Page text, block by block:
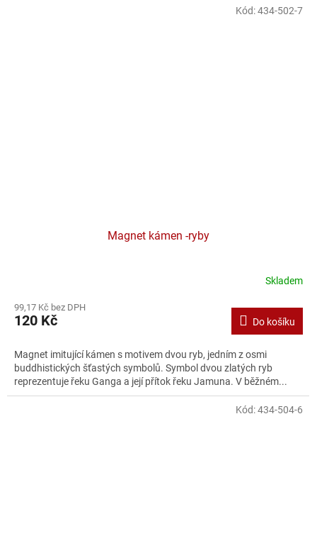
Magnet kámen -ryby
Skladem
99,17 Kč bez DPH
120 Kč Do košíku
Magnet imitující kámen s motivem dvou ryb, jedním z osmi
buddhistických šťastých symbolů. Symbol dvou zlatých ryb
reprezentuje řeku Ganga a její přítok řeku Jamuna. V běžném...
Kód:434-502-7
Kód:434-504-6